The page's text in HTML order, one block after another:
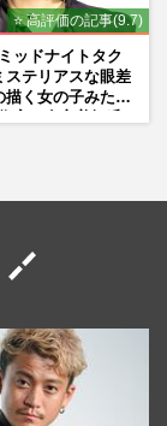
⭐ 高評価の記事(9.7)
ッドナイトタク
ステリアスな眼差
描く女の子みた